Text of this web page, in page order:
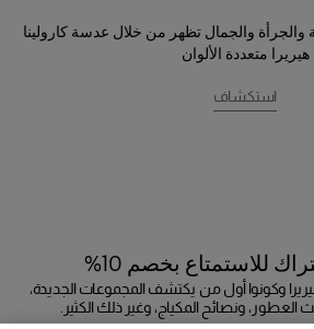
والجرأة والجمال تظهر من خلال عدسة كارولينا
هيريرا متعددة الألوان
استكشاف
للاستمتاع بخصم 10%
هيريرا وكونوا أول من يكتشف المجموعات الجديدة،
العطور، ونصائح المكياج، وغير ذلك الكثير.